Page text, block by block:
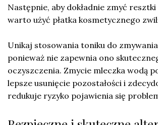
Następnie, aby dokładnie zmyć
warto użyć płatka kosmetycznego
Unikaj stosowania toniku do
ponieważ nie zapewnia ono
oczyszczenia. Zmycie mleczka wodą
lepsze usunięcie pozostałości i
redukuje ryzyko pojawienia się